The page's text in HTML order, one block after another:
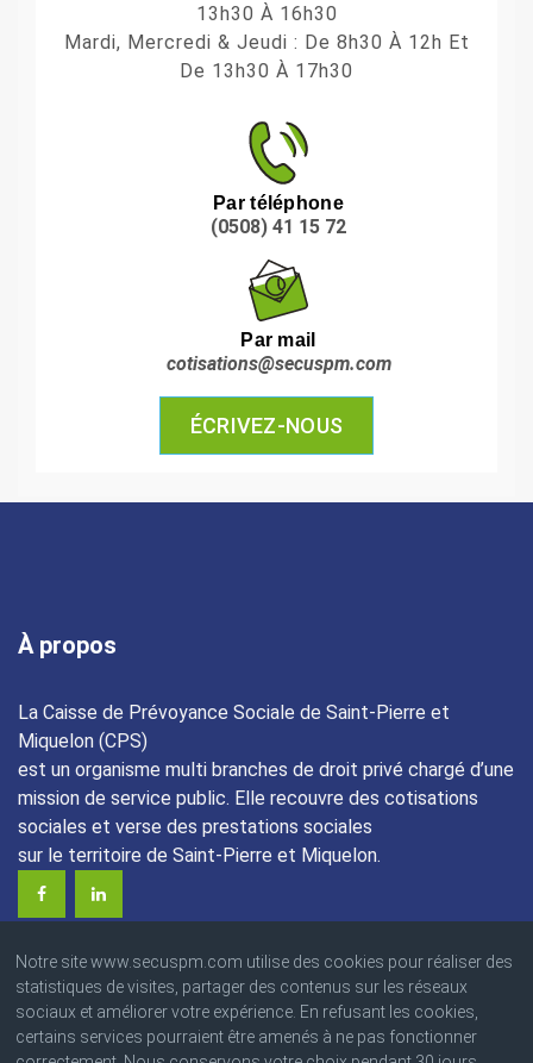
13h30 À 16h30
Mardi, Mercredi & Jeudi : De 8h30 À 12h Et
De 13h30 À 17h30
Par téléphone
(0508) 41 15 72
Par mail
cotisations@secuspm.com
ÉCRIVEZ-NOUS
À propos
La Caisse de Prévoyance Sociale de Saint-Pierre et
Miquelon (CPS)
est un organisme multi branches de droit privé chargé d’une
mission de service public. Elle recouvre des cotisations
sociales et verse des prestations sociales
sur le territoire de Saint-Pierre et Miquelon.
Notre site www.secuspm.com utilise des cookies pour réaliser des
statistiques de visites, partager des contenus sur les réseaux
sociaux et améliorer votre expérience. En refusant les cookies,
certains services pourraient être amenés à ne pas fonctionner